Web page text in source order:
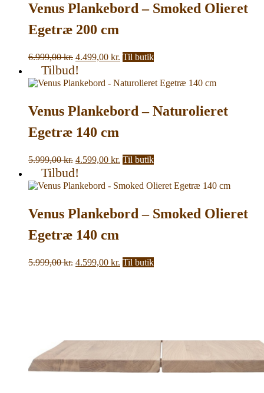
Venus Plankebord – Smoked Olieret
Egetræ 200 cm
6.999,00kr. Den
oprindelige
pris
var:
4.499,00 kr. Den
er:
Til butik
Tilbud!
Venus Plankebord – Naturolieret
Egetræ 140 cm
5.999,00kr. Den
oprindelige
pris
var:
4.599,00 kr. Den
pris
er:
Til butik
Tilbud!
Venus Plankebord – Smoked Olieret
Egetræ 140 cm
5.999,00kr. Den
4.599,00 kr. Den
Til butik